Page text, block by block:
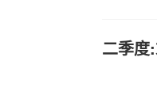
二季度